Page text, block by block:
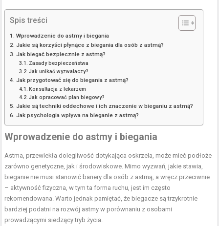
Spis treści
Wprowadzenie do astmy i biegania
Jakie są korzyści płynące z biegania dla osób z astmą?
Jak biegać bezpiecznie z astmą?
Zasady bezpieczeństwa
Jak unikać wyzwalaczy?
Jak przygotować się do biegania z astmą?
Konsultacja z lekarzem
Jak opracować plan biegowy?
Jakie są techniki oddechowe i ich znaczenie w bieganiu z astmą?
Jak psychologia wpływa na bieganie z astmą?
Wprowadzenie do astmy i biegania
Astma, przewlekła dolegliwość dotykająca oskrzela, może mieć podłoże
zarówno genetyczne, jak i środowiskowe. Mimo wyzwań, jakie stawia,
bieganie nie musi stanowić bariery dla osób z astmą, a wręcz przeciwnie
– aktywność fizyczna, w tym ta forma ruchu, jest im często
rekomendowana. Warto jednak pamiętać, że biegacze są trzykrotnie
bardziej podatni na rozwój astmy w porównaniu z osobami
prowadzącymi siedzący tryb życia.